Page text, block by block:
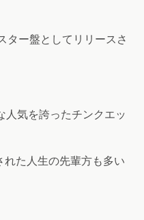
ター盤としてリリースさ
人気を誇ったチンクエッ
た人生の先輩方も多い